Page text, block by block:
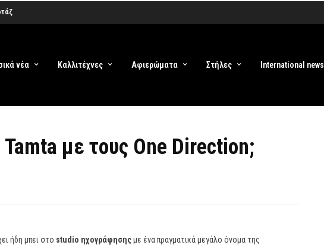
νέα Καλλιτέχνες Αφιερώματα Στήλες International news
Tamta με τους One Direction;
ήδη μπει στο studio ηχογράφησηςμε ένα πραγματικά μεγάλο όνομα της